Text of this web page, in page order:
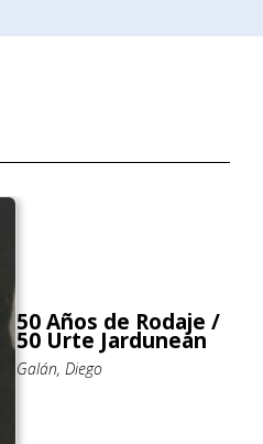
50 Años de Rodaje /
50 Urte Jardunean
Galán, Diego